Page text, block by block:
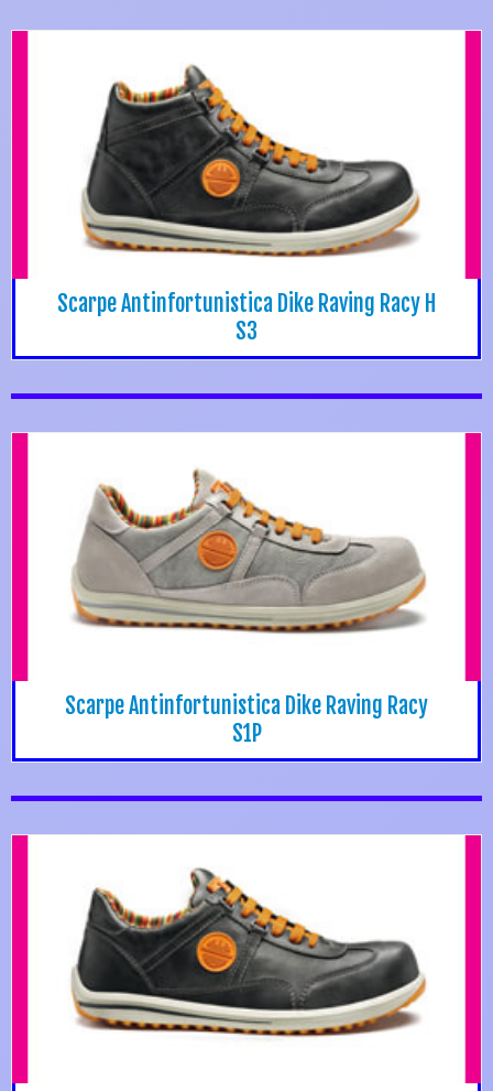
Scarpe Antinfortunistica Dike Raving Racy H
S3
Scarpe Antinfortunistica Dike Raving Racy
S1P